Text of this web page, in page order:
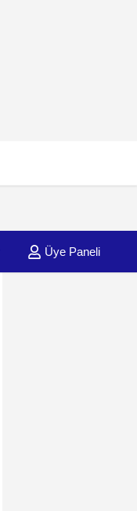
Üye Paneli